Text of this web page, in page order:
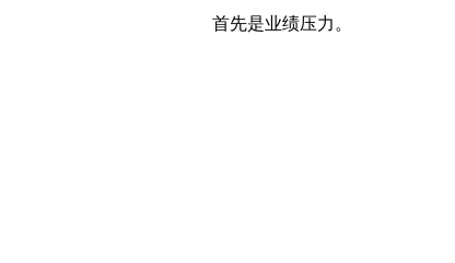
首先是业绩压力。